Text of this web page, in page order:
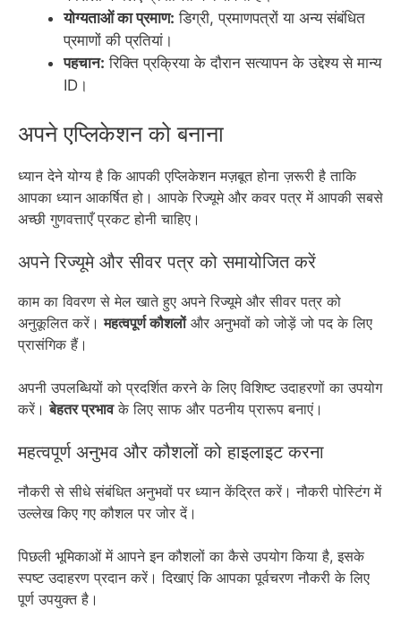
योग्यताओं का प्रमाण: डिग्री, प्रमाणपत्रों या अन्य संबंधित
प्रमाणों की प्रतियां।
पहचान: रिक्ति प्रक्रिया के दौरान सत्यापन के उद्देश्य से मान्य
ID।
अपने एप्लिकेशन को बनाना
ध्यान देने योग्य है कि आपकी एप्लिकेशन मज़बूत होना ज़रूरी है ताकि
आपका ध्यान आकर्षित हो। आपके रिज्यूमे और कवर पत्र में आपकी सबसे
अच्छी गुणवत्ताएँ प्रकट होनी चाहिए।
अपने रिज्यूमे और सीवर पत्र को समायोजित करें
काम का विवरण से मेल खाते हुए अपने रिज्यूमे और सीवर पत्र को
अनुकूलित करें।महत्वपूर्ण कौशलोंऔर अनुभवों को जोड़ें जो पद के लिए
प्रासंगिक हैं।
अपनी उपलब्धियों को प्रदर्शित करने के लिए विशिष्ट उदाहरणों का उपयोग
करें।बेहतर प्रभावके लिए साफ और पठनीय प्रारूप बनाएं।
महत्वपूर्ण अनुभव और कौशलों को हाइलाइट करना
नौकरी से सीधे संबंधित अनुभवों पर ध्यान केंद्रित करें। नौकरी पोस्टिंग में
उल्लेख किए गए कौशल पर जोर दें।
पिछली भूमिकाओं में आपने इन कौशलों का कैसे उपयोग किया है, इसके
स्पष्ट उदाहरण प्रदान करें। दिखाएं कि आपका पूर्वचरण नौकरी के लिए
पूर्ण उपयुक्त है।